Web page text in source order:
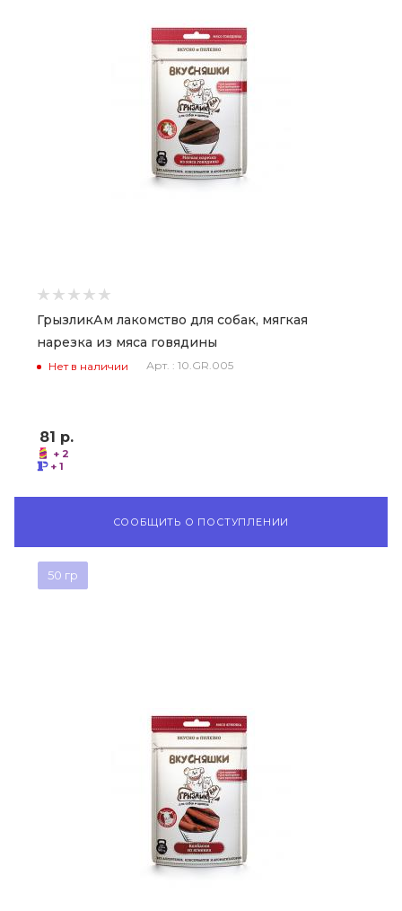
ГрызликАм лакомство для собак, мягкая
нарезка из мяса говядины
Нет в наличии Арт. : 10.GR.005
81 р.
+ 2
+ 1
СООБЩИТЬ О ПОСТУПЛЕНИИ
50 гр